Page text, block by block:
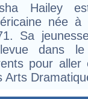
Hailey
née
Sa
dans
pour aller
Arts